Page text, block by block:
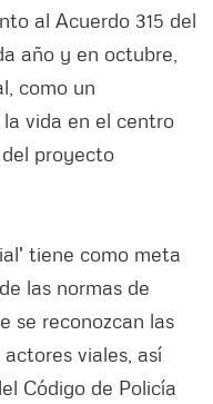
al Acuerdo 315 del
año y en octubre,
como un
vida en el centro
proyecto
tiene como meta
las normas de
se reconozcan las
viales, así
Código de Policía